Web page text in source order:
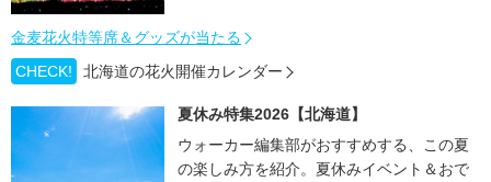
金麦花火特等席＆グッズが当たる
CHECK!
北海道の花火開催カレンダー
夏休み特集2026【北海道】
ウォーカー編集部がおすすめする、この夏
の楽しみ方を紹介。夏休みイベント＆おで